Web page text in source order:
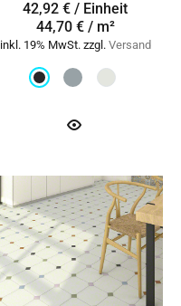
42,92 € / Einheit
44,70 € / m²
inkl. 19% MwSt. zzgl. Versand